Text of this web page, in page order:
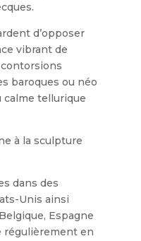
d’opposer
vibrant de
baroques ou néo
calme tellurique
à la sculpture
dans des
Unis ainsi
Espagne
régulièrement en